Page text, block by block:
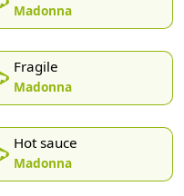
Madonna
Fragile
Madonna
Hot sauce
Madonna